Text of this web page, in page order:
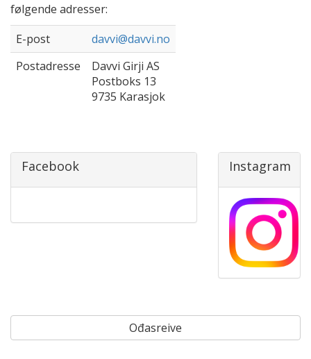
følgende adresser:
E-post
davvi@davvi.no
Postadresse
Davvi Girji AS
Postboks 13
9735 Karasjok
Facebook Instagram
Ođasreive